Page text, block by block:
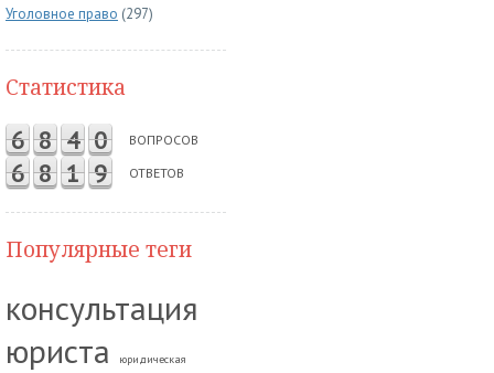
Уголовное право (297)
Статистика
6 8 4 0 ВОПРОСОВ
6 8 1 9 ОТВЕТОВ
Популярные теги
консультация
юриста
юридическая